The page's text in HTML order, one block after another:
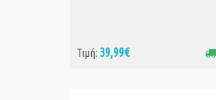
Τιμή: 39,99€